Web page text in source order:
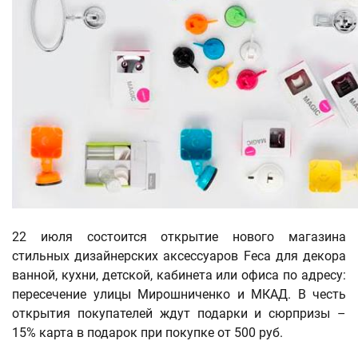
22 июля состоится открытие нового магазина
стильных дизайнерских аксессуаров Feca для декора
ванной, кухни, детской, кабинета или офиса по адресу:
пересечение улицы Мирошниченко и МКАД. В честь
открытия покупателей ждут подарки и сюрпризы –
15% карта в подарок при покупке от 500 руб.